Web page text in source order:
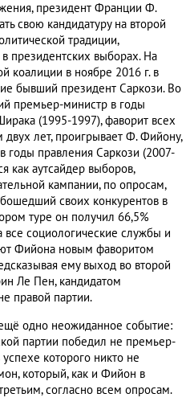
президент Франции Ф.
свою кандидатуру на второй
традиции,
президентских выборах. На
коалиции в ноябре 2016 г. в
бывший президент Саркози. Во
премьер-министр в годы
(1995-1997), фаворит всех
лет, проигрывает Ф. Фийону,
правления Саркози (2007-
как аутсайдер выборов,
кампании, по опросам,
своих конкурентов в
туре он получил 66,5%
все социологические службы и
Фийона новым фаворитом
ему выход во второй
Ле Пен, кандидатом
правой партии.
одно неожиданное событие:
партии победил не премьер-
которого никто не
который, как и Фийон в
согласно всем опросам.